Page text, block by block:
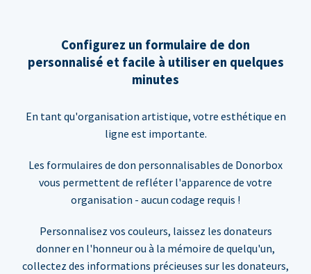
Configurez un formulaire de don
personnalisé et facile à utiliser en quelques
minutes
En tant qu'organisation artistique, votre esthétique en
ligne est importante.
Les formulaires de don personnalisables de Donorbox
vous permettent de refléter l'apparence de votre
organisation - aucun codage requis !
Personnalisez vos couleurs, laissez les donateurs
donner en l'honneur ou à la mémoire de quelqu'un,
collectez des informations précieuses sur les donateurs,